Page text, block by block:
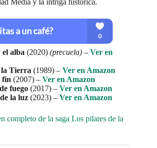
el alba (2020) (precuela) – Ver en
la Tierra (1989) – Ver en Amazon
fin (2007) – Ver en Amazon
fuego (2017) – Ver en Amazon
la luz (2023) – Ver en Amazon
completo de la saga Los pilares de la